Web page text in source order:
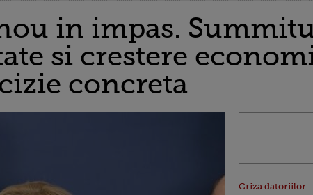
in impas.
si crestere
concreta
Criza datoriilor